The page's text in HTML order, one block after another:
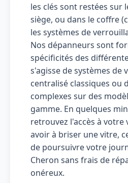
les clés sont restées sur
siège, ou dans le coffre
les systèmes de
Nos dépanneurs sont
spécificités des
s'agisse de systèmes de
centralisé classiques ou
complexes sur des
gamme. En quelques
retrouvez l'accès à votre
avoir à briser une vitre,
de poursuivre votre
Cheron sans frais de
onéreux.